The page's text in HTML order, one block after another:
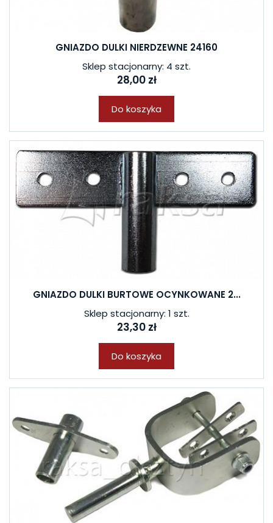
GNIAZDO DULKI NIERDZEWNE 24160
Sklep stacjonarny: 4 szt.
28,00 zł
Do koszyka
GNIAZDO DULKI BURTOWE OCYNKOWANE 2...
Sklep stacjonarny: 1 szt.
23,30 zł
Do koszyka